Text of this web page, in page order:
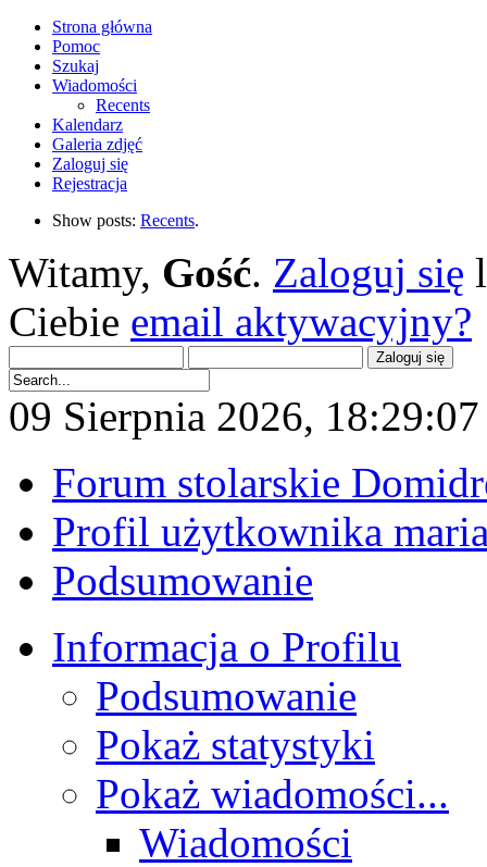
Strona główna
Pomoc
Szukaj
Wiadomości
Recents
Kalendarz
Galeria zdjęć
Zaloguj się
Rejestracja
Show posts: Recents.
Witamy, Gość. Zaloguj się
Ciebie email aktywacyjny?
09 Sierpnia 2026,
Forum stolarskie
Profil użytkownika
Podsumowanie
Informacja o Profilu
Podsumowanie
Pokaż statystyki
Pokaż wiadomości...
Wiadomości